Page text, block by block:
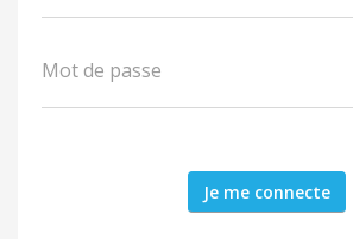
Mot de passe
Je me connecte